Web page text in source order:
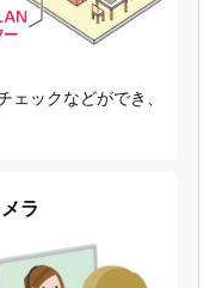
ェックなどができ、
ラ